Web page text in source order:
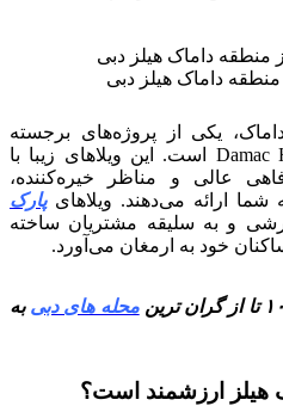
منطقه داماک هیلز دبی
یکی از پروژه‌های برجسته
شرکت داماک پراپرتیز در Damac Hills است. این ویلاهای زیبا با
عالی و مناظر خیره‌کننده،
ارائه می‌دهند. ویلاهایپارک
و به سلیقه مشتریان ساخته
خود به ارمغان می‌آورد.
محله های دبی به
هیلز ارزشمند است؟